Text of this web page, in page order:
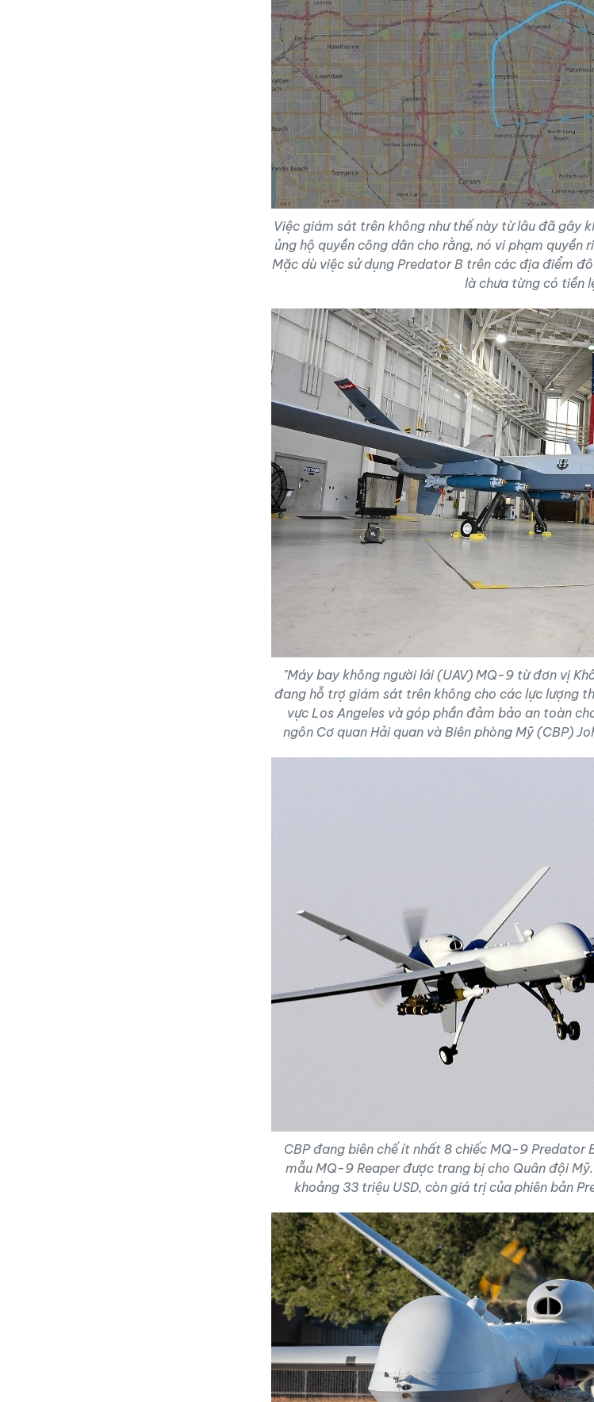
Việc giám sát trên không như thế này từ lâu đã gây
ủng hộ quyền công dân cho rằng, nó vi phạm quyền
Mặc dù việc sử dụng Predator B trên các địa điểm
là chưa từng có tiền
"Máy bay không người lái (UAV) MQ-9 từ đơn vị
đang hỗ trợ giám sát trên không cho các lực lượng
vực Los Angeles và góp phần đảm bảo an toàn
ngôn Cơ quan Hải quan và Biên phòng Mỹ (CBP)
CBP đang biên chế ít nhất 8 chiếc MQ-9 Predator
mẫu MQ-9 Reaper được trang bị cho Quân đội
khoảng 33 triệu USD, còn giá trị của phiên bản